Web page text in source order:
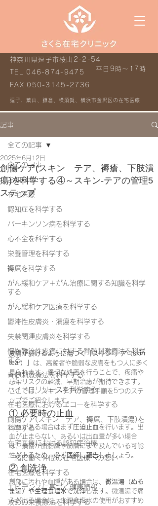
平日9時～17時
神奈川県逗子市桜山2-2-54
TEL 046-874-9475
FAX 050-3145-2736
逗子、葉山、鎌倉、横須賀、横浜市金沢区の在宅医療
記事
全ての記事
お知らせ
在宅医療
認知症を科学する
パーキンソン病を科学する
心不全を科学する
栄養管理を科学する
褥瘡を科学する
がん緩和ケア＋がん治療に関する知識を科学
する
がん緩和ケア医療を科学する
鬱滞性皮膚炎・潰瘍を科学する
失禁関連皮膚炎を科学する
慢性難治性疼痛に対する脊髄刺激療法を科学
する
脊髄刺激療法を科学する
ハイドロリリースを科学する
在宅医療におけるエコーを科学する
創傷ケア(スキン テア、褥瘡、下肢潰瘍)を
科学する
在宅医療における認知症治療
一緒に働く仲間の在宅医療への想い
在宅医療を科学する
エビデンスに基づく健康情報
攻めの栄養療法を科学する
全ての記事
創傷ケア(スキン テア、褥瘡、下肢潰
瘍)を科学する④～スキン‐テアの管理5
ステップ
2025年6月12日
皮膚が裂けるように傷つく「スキン‐テア（skin
tear）」 は、高齢者や脆弱な皮膚をもつ人に多く
見られます。適切な処置を行うことで、疼痛や
感染リスクの軽減、早期治癒が期待できます。
ここでは、スキン‐テアの管理手順を5つのステ
ップでご紹介します。
① 必要時の止血
出血がある場合はまず圧迫止血を行います。出
血が止まらない、あるいは出血量が多い場合
は、損傷が脂肪層や筋層にまで及んでいる可能
性があるため、必ず医師に報告しましょう。
② 創洗浄
創部に汚れや血腫がある場合は、 微温湯（ぬる
ま湯）や生理食塩水で洗浄します。微温湯で痛
みが出る場合は、生理食塩水の使用がおすすめ